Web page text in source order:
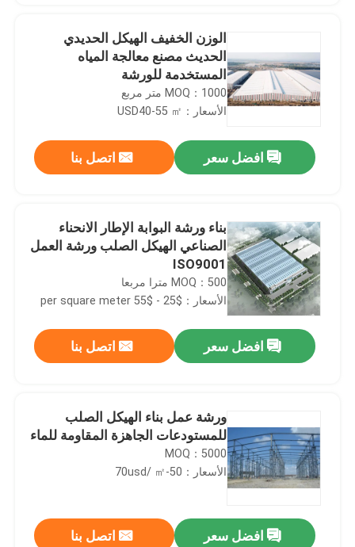
الوزن الخفيف الهيكل الحديدي
الحديث مصنع معالجة المياه
المستخدمة للورشة
MOQ：1000 متر مربع
الأسعار：USD40-55 ㎡
افضل سعر اتصل بنا
بناء ورشة البوابة الإطار الانحناء
الصناعي الهيكل الصلب ورشة العمل
ISO9001
MOQ：500 مترا مربعا
الأسعار：$25 - $55 per square meter
افضل سعر اتصل بنا
ورشة عمل بناء الهيكل الصلب
للمستودعات الجاهزة المقاومة للماء
MOQ：5000
الأسعار：50-70usd/ ㎡
افضل سعر اتصل بنا